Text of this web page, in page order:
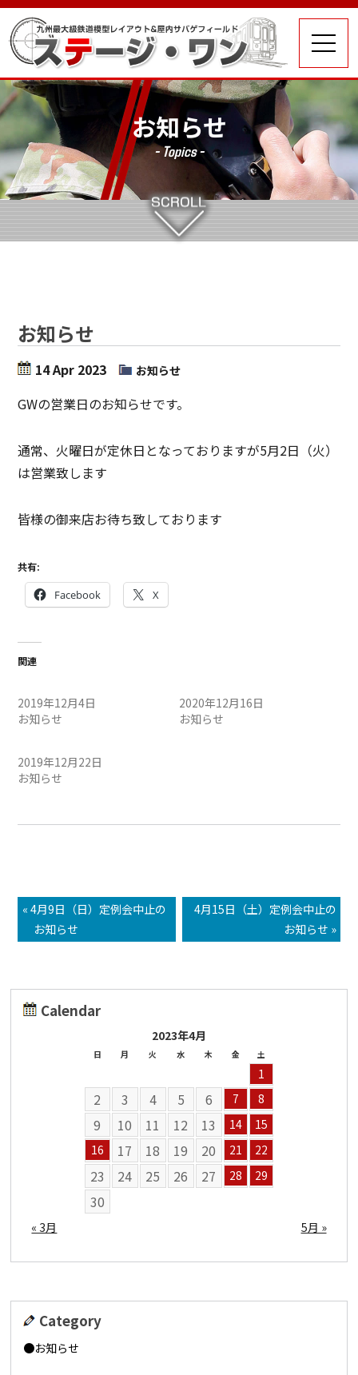
お知らせ
- Topics -
お知らせ
14 Apr 2023 お知らせ
GWの営業日のお知らせです。
通常、火曜日が定休日となっておりますが5月2日（火）
は営業致します
皆様の御来店お待ち致しております
共有:
Facebook X
関連
2019年12月4日
お知らせ
2020年12月16日
お知らせ
2019年12月22日
お知らせ
« 4月9日（日）定例会中止の
お知らせ
4月15日（土）定例会中止の
お知らせ »
Calendar
2023年4月
日 月 火 水 木 金 土
1
2 3 4 5 6 7 8
9 10 11 12 13 14
15
16
17 18 19 20 21 22
23 24 25 26 27 28 29
30
« 3月 5月 »
Category
お知らせ